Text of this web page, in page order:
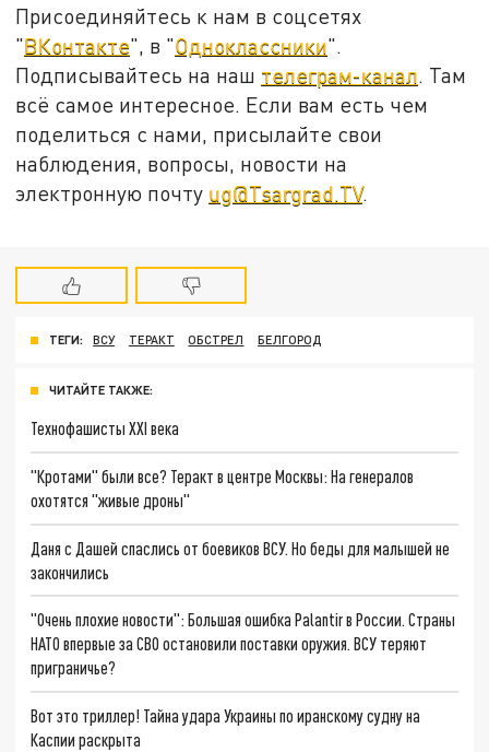
Присоединяйтесь к нам в соцсетях
"ВКонтакте", в "Одноклассники".
Подписывайтесь на наш телеграм-канал. Там
всё самое интересное. Если вам есть чем
поделиться с нами, присылайте свои
наблюдения, вопросы, новости на
электронную почту ug@Tsargrad.TV.
ТЕГИ: ВСУ ТЕРАКТ ОБСТРЕЛ БЕЛГОРОД
ЧИТАЙТЕ ТАКЖЕ:
Технофашисты XXI века
"Кротами" были все? Теракт в центре Москвы: На генералов
охотятся "живые дроны"
Даня с Дашей спаслись от боевиков ВСУ. Но беды для малышей не
закончились
"Очень плохие новости": Большая ошибка Palantir в России. Страны
НАТО впервые за СВО остановили поставки оружия. ВСУ теряют
приграничье?
Вот это триллер! Тайна удара Украины по иранскому судну на
Каспии раскрыта